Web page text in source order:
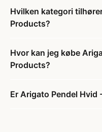
Hvilken kategori
Products?
Hvor kan jeg købe
Products?
Er Arigato Pendel Hvid